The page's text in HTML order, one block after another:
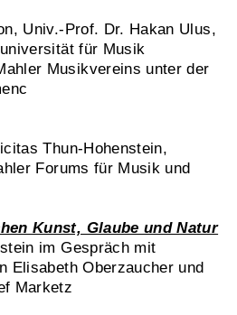
Univ.-Prof. Dr. Hakan Ulus,
für Musik
Musikvereins unter der
Thun-Hohenstein,
Forums für Musik und
Kunst, Glaube und Natur
im Gespräch mit
Elisabeth Oberzaucher und
Marketz